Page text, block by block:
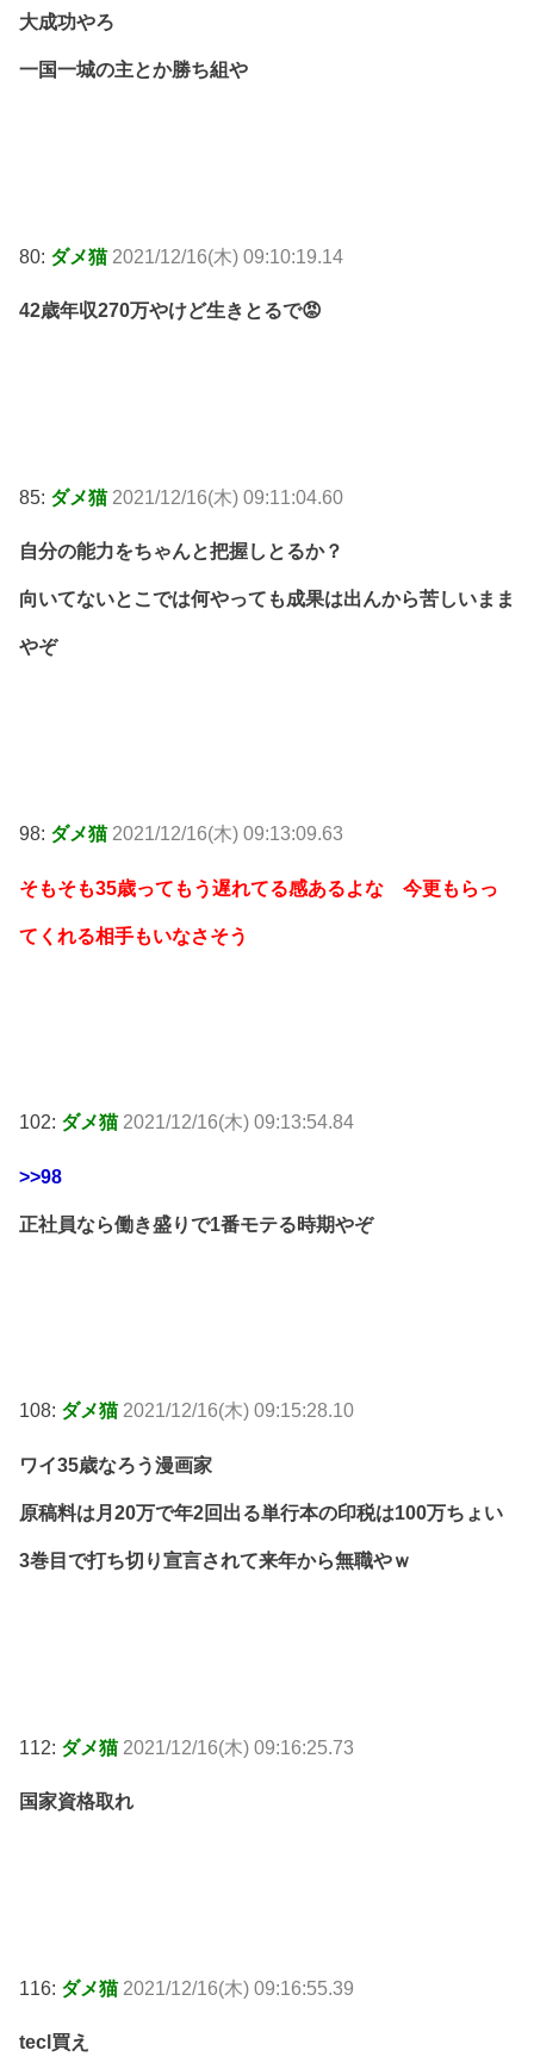
大成功やろ
一国一城の主とか勝ち組や
80: ダメ猫 2021/12/16(木) 09:10:19.14
42歳年収270万やけど生きとるで😡
85: ダメ猫 2021/12/16(木) 09:11:04.60
自分の能力をちゃんと把握しとるか？
向いてないとこでは何やっても成果は出んから苦しいまま
やぞ
98: ダメ猫 2021/12/16(木) 09:13:09.63
そもそも35歳ってもう遅れてる感あるよな 今更もらっ
てくれる相手もいなさそう
102: ダメ猫 2021/12/16(木) 09:13:54.84
>>98
正社員なら働き盛りで1番モテる時期やぞ
108: ダメ猫 2021/12/16(木) 09:15:28.10
ワイ35歳なろう漫画家
原稿料は月20万で年2回出る単行本の印税は100万ちょい
3巻目で打ち切り宣言されて来年から無職やｗ
112: ダメ猫 2021/12/16(木) 09:16:25.73
国家資格取れ
116: ダメ猫 2021/12/16(木) 09:16:55.39
tecl買え